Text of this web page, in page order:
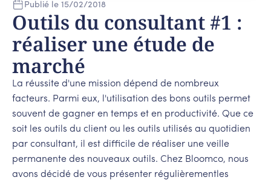
Publié le 15/02/2018
Outils du consultant #1 :
réaliser une étude de
marché
La réussite d'une mission dépend de nombreux
facteurs. Parmi eux, l'utilisation des bons outils permet
souvent de gagner en temps et en productivité. Que ce
soit les outils du client ou les outils utilisés au quotidien
par consultant, il est difficile de réaliser une veille
permanente des nouveaux outils. Chez Bloomco, nous
avons décidé de vous présenter régulièrementles